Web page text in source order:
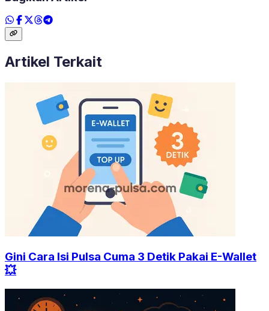
Artikel Terkait
Gini Cara Isi Pulsa Cuma 3 Detik Pakai E-Wallet
💥